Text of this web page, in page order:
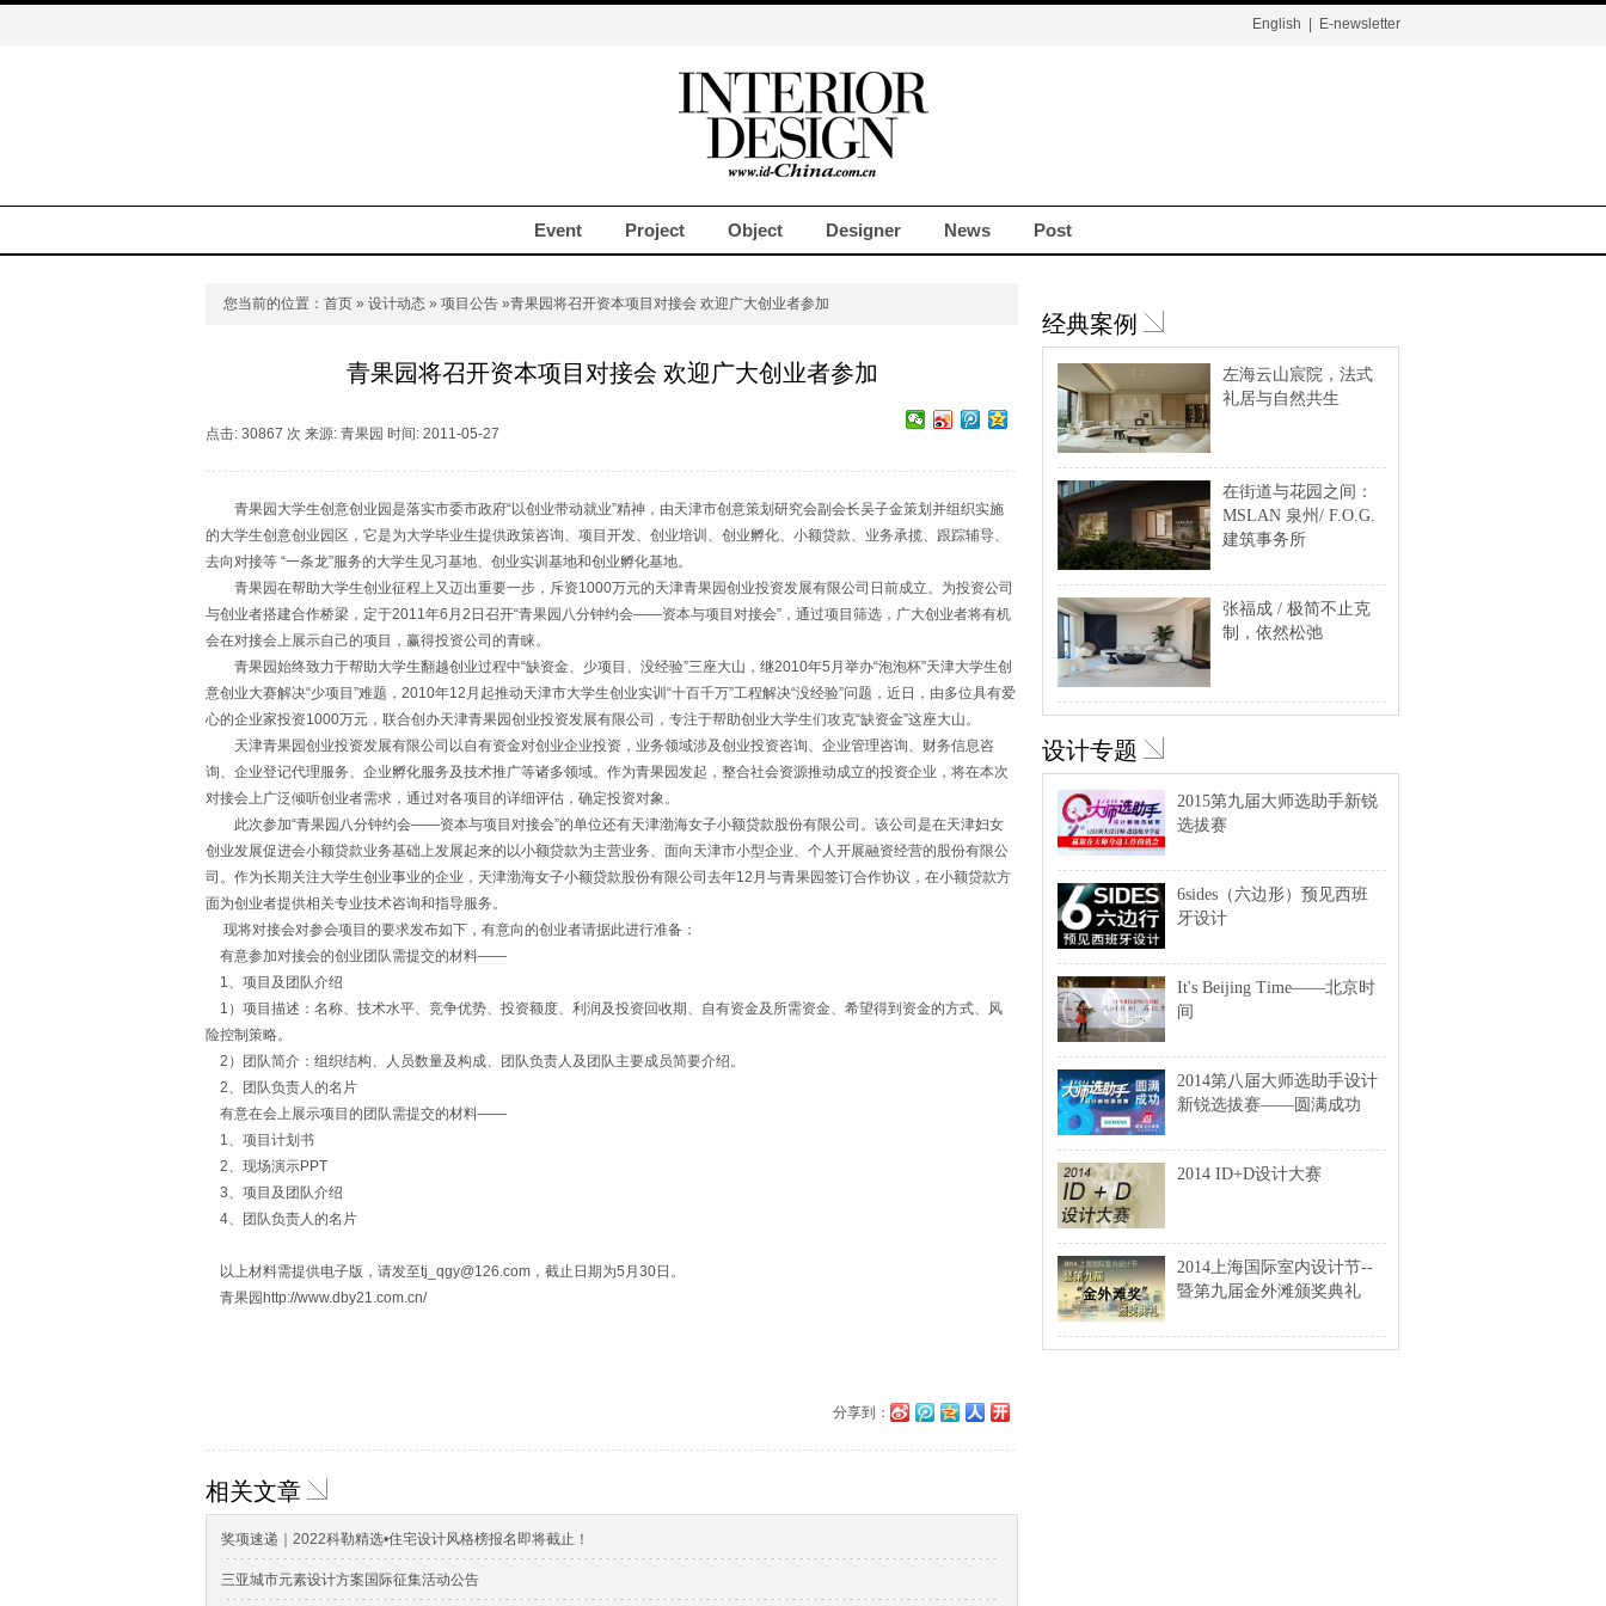
English E-newsletter
Event Project Object Designer News Post
您当前的位置： 首页 » 设计动态 » 项目公告 »青果园将召开资本项目对接会 欢迎广大创业者参加
青果园将召开资本项目对接会 欢迎广大创业者参加
点击: 30867 次 来源: 青果园 时间: 2011-05-27
青果园大学生创意创业园是落实市委市政府“以创业带动就业”精神，由天津市创意策划研究会副会长吴子金策划并组织实施
的大学生创意创业园区，它是为大学毕业生提供政策咨询、项目开发、创业培训、创业孵化、小额贷款、业务承揽、跟踪辅导、
去向对接等 “一条龙”服务的大学生见习基地、创业实训基地和创业孵化基地。
青果园在帮助大学生创业征程上又迈出重要一步，斥资1000万元的天津青果园创业投资发展有限公司日前成立。为投资公司
与创业者搭建合作桥梁，定于2011年6月2日召开“青果园八分钟约会——资本与项目对接会”，通过项目筛选，广大创业者将有机
会在对接会上展示自己的项目，赢得投资公司的青睐。
青果园始终致力于帮助大学生翻越创业过程中“缺资金、少项目、没经验”三座大山，继2010年5月举办“泡泡杯”天津大学生创
意创业大赛解决“少项目”难题，2010年12月起推动天津市大学生创业实训“十百千万”工程解决“没经验”问题，近日，由多位具有爱
心的企业家投资1000万元，联合创办天津青果园创业投资发展有限公司，专注于帮助创业大学生们攻克“缺资金”这座大山。
天津青果园创业投资发展有限公司以自有资金对创业企业投资，业务领域涉及创业投资咨询、企业管理咨询、财务信息咨
询、企业登记代理服务、企业孵化服务及技术推广等诸多领域。作为青果园发起，整合社会资源推动成立的投资企业，将在本次
对接会上广泛倾听创业者需求，通过对各项目的详细评估，确定投资对象。
此次参加“青果园八分钟约会——资本与项目对接会”的单位还有天津渤海女子小额贷款股份有限公司。该公司是在天津妇女
创业发展促进会小额贷款业务基础上发展起来的以小额贷款为主营业务、面向天津市小型企业、个人开展融资经营的股份有限公
司。作为长期关注大学生创业事业的企业，天津渤海女子小额贷款股份有限公司去年12月与青果园签订合作协议，在小额贷款方
面为创业者提供相关专业技术咨询和指导服务。
现将对接会对参会项目的要求发布如下，有意向的创业者请据此进行准备：
有意参加对接会的创业团队需提交的材料——
1、项目及团队介绍
1）项目描述：名称、技术水平、竞争优势、投资额度、利润及投资回收期、自有资金及所需资金、希望得到资金的方式、风
险控制策略。
2）团队简介：组织结构、人员数量及构成、团队负责人及团队主要成员简要介绍。
2、团队负责人的名片
有意在会上展示项目的团队需提交的材料——
1、项目计划书
2、现场演示PPT
3、项目及团队介绍
4、团队负责人的名片
以上材料需提供电子版，请发至tj_qgy@126.com ，截止日期为5月30日。
青果园 http://www.dby21.com.cn/
分享到：
相关文章
奖项速递｜2022科勒精选•住宅设计风格榜报名即将截止！
三亚城市元素设计方案国际征集活动公告
经典案例
左海云山宸院，法式
礼居与自然共生
在街道与花园之间：
MSLAN 泉州/ F.O.G.
建筑事务所
张福成 / 极简不止克
制，依然松弛
设计专题
2015第九届大师选助手新锐
选拔赛
6sides（六边形）预见西班
牙设计
It's Beijing Time——北京时
间
2014第八届大师选助手设计
新锐选拔赛——圆满成功
2014 ID+D设计大赛
2014上海国际室内设计节--
暨第九届金外滩颁奖典礼